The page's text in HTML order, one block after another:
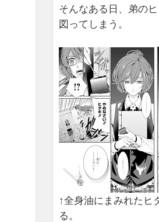
そんなある日、弟の
図ってしまう。
↑全身油にまみれたヒ
る。